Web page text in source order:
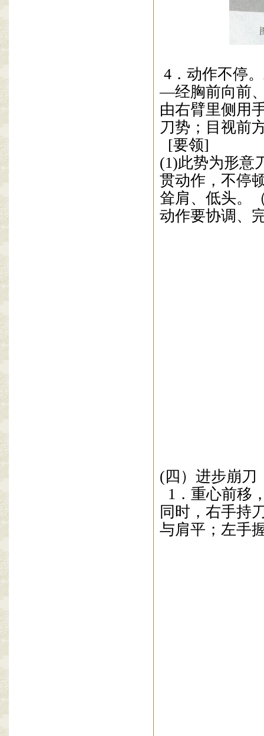
4 ．动作不停
—经胸前向前
由右臂里侧用
刀势； 目视前
[要领]
(1)此势为形意
贯动作， 不停
耸肩、 低头。
动作要协调、
(四）进步崩刀
1 ．重心前移
同时，右手持
与肩平；左手